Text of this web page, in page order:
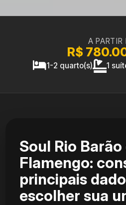
A PARTIR
R$
1-2 quarto(s) 1
Soul Rio
Flamengo:
principais
escolher sua